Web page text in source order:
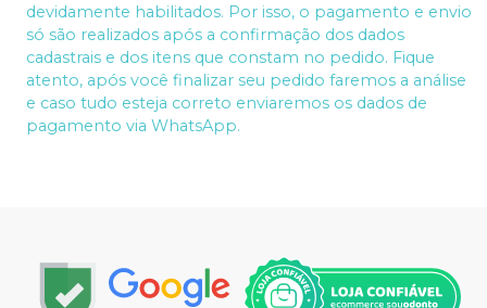
devidamente habilitados. Por isso, o pagamento e envio
só são realizados após a confirmação dos dados
cadastrais e dos itens que constam no pedido. Fique
atento, após você finalizar seu pedido faremos a análise
e caso tudo esteja correto enviaremos os dados de
pagamento via WhatsApp.